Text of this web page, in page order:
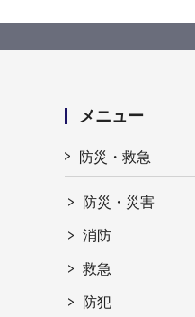
メニュー
防災・救急
防災・災害
消防
救急
防犯